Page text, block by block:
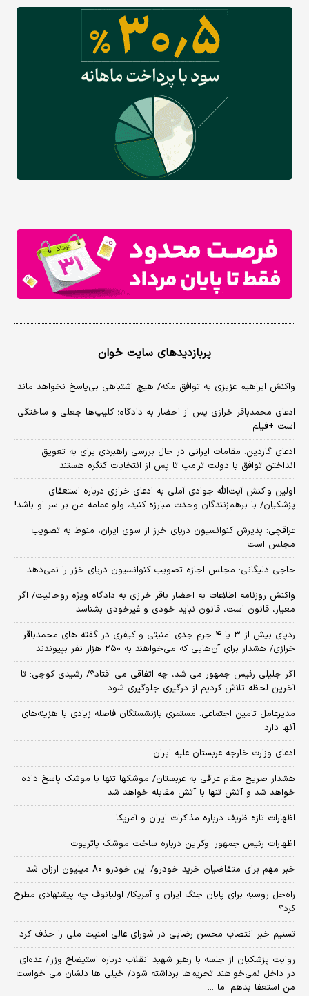
پربازدیدهای سایت خوان
واکنش ابراهیم عزیزی به توافق مکه/ هیچ اشتباهی بی‌پاسخ نخواهد ماند
ادعای محمدباقر خرازی پس از احضار به دادگاه؛ کلیپ‌ها جعلی و ساختگی
است +فیلم
ادعای گاردین: مقامات ایرانی در حال بررسی راهبردی برای به تعویق
انداختن توافق با دولت ترامپ تا پس از انتخابات کنگره هستند
اولین واکنش آیت‌الله جوادی آملی به ادعای خرازی درباره استعفای
پزشکیان/ با برهم‌زنندگان وحدت مبارزه کنید، ولو عمامه من بر سر او باشد!
عراقچی: پذیرش کنوانسیون دریای خرز از سوی ایران، منوط به تصویب
مجلس است
حاجی دلیگانی: مجلس اجازه تصویب کنوانسیون دریای خزر را نمی‌دهد
واکنش روزنامه اطلاعات به احضار باقر خرازی به دادگاه ویژه روحانیت/ اگر
معیار، قانون است، قانون نباید خودی و غیرخودی بشناسد
ردپای بیش از ۳ یا ۴ جرم جدی امنیتی و کیفری در گفته های محمدباقر
خرازی/ هشدار برای آن‌هایی که می‌خواهند به ۲۵۰ هزار نفر بپیوندند
اگر جلیلی رئیس جمهور می شد، چه اتفاقی می افتاد؟/ رشیدی کوچی: تا
آخرین لحظه تلاش کردیم از درگیری جلوگیری شود
مدیرعامل تامین اجتماعی: مستمری بازنشستگان فاصله زیادی با هزینه‌های
آنها دارد
ادعای وزارت خارجه عربستان علیه ایران
هشدار صریح مقام عراقی به عربستان/ موشکها تنها با موشک پاسخ داده
خواهد شد و آتش تنها با آتش مقابله خواهد شد
اظهارات تازه ظریف درباره مذاکرات ایران و آمریکا
اظهارات رئیس جمهور اوکراین درباره ساخت موشک پاتریوت
خبر مهم برای متقاضیان خرید خودرو/ این خودرو ۸۰ میلیون ارزان شد
راه‌حل روسیه برای پایان جنگ ایران و آمریکا/ اولیانوف چه پیشنهادی مطرح
کرد؟
تسنیم خبر انتصاب محسن رضایی در شورای عالی امنیت ملی را حذف کرد
روایت پزشکیان از جلسه با رهبر شهید انقلاب درباره استیضاح وزرا/ عده‌ای
در داخل نمی‌خواهند تحریم‌ها برداشته شود/ خیلی ها دلشان می خواست
من استعفا بدهم اما ...